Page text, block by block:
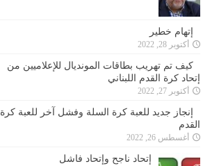
إتهام خطير
أكتوبر 28, 2022
كيف تم تهريب بطاقات المونديال للإعلاميين من
إتحاد كرة القدم اللبناني
أكتوبر 27, 2022
إنجاز جديد للعبة كرة السلة وفشل آخر للعبة كرة
القدم
أغسطس 26, 2022
إتحاد ناجح وإتحاد فاشل